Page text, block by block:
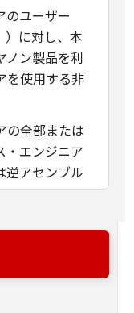
のユーザー
）に対し、本
ノン製品を利
を使用する非
の全部または
・エンジニア
逆アセンブル
イセンサー
の特定の目